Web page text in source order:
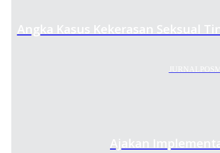
Angka Kasus Kekerasan Seksual
Ajakan